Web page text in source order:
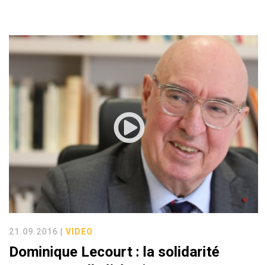
21.09.2016 | VIDEO
Dominique Lecourt : la solidarité